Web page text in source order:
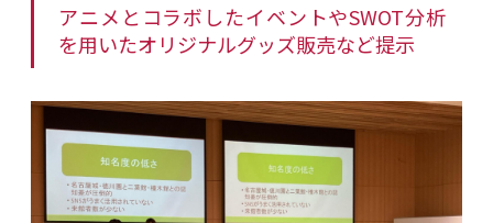
アニメとコラボしたイベントやSWOT分析
を用いたオリジナルグッズ販売など提示